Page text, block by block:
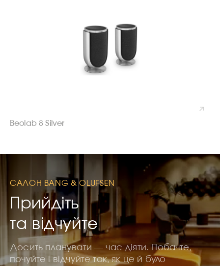
Beolab 8 Silver
САЛОН BANG & OLUFSEN
Прийдіть
та відчуйте
Досить планувати — час діяти. Побачте,
почуйте і відчуйте так, як це й було